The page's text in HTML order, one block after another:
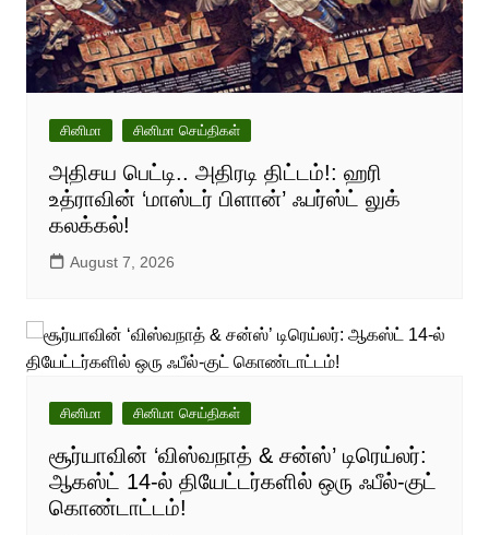
சினிமா சினிமா செய்திகள்
அதிசய பெட்டி.. அதிரடி திட்டம்!: ஹரி
உத்ராவின் ‘மாஸ்டர் பிளான்’ ஃபர்ஸ்ட் லுக்
கலக்கல்!
August 7, 2026
சினிமா சினிமா செய்திகள்
சூர்யாவின் ‘விஸ்வநாத் & சன்ஸ்’ டிரெய்லர்:
ஆகஸ்ட் 14-ல் தியேட்டர்களில் ஒரு ஃபீல்-குட்
கொண்டாட்டம்!